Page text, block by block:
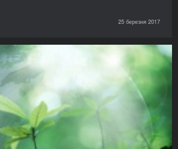
25 березня 2017